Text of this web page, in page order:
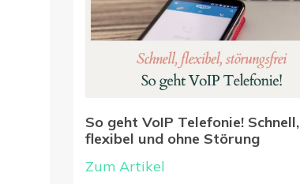
So geht VoIP Telefonie! Schnell,
flexibel und ohne Störung
Zum Artikel